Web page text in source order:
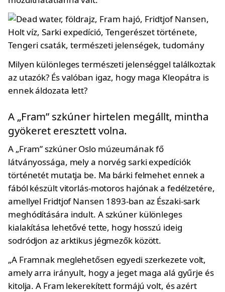
Milyen különleges természeti jelenséggel találkoztak
az utazók? És valóban igaz, hogy maga Kleopátra is
ennek áldozata lett?
A „Fram” szkúner hirtelen megállt, mintha
gyökeret eresztett volna.
A „Fram” szkúner Oslo múzeumának fő
látványossága, mely a norvég sarki expedíciók
történetét mutatja be. Ma bárki felmehet ennek a
fából készült vitorlás-motoros hajónak a fedélzetére,
amellyel Fridtjof Nansen 1893-ban az Északi-sark
meghódítására indult. A szkúner különleges
kialakítása lehetővé tette, hogy hosszú ideig
sodródjon az arktikus jégmezők között.
„A Framnak meglehetősen egyedi szerkezete volt,
amely arra irányult, hogy a jeget maga alá gyűrje és
kitolja. A Fram lekerekített formájú volt, és azért